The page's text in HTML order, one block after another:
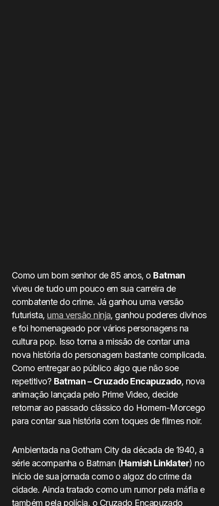
Como um bom senhor de 85 anos, o Batman
viveu de tudo um pouco em sua carreira de
combatente do crime. Já ganhou uma versão
futurista, uma versão ninja, ganhou poderes divinos
e foi homenageado por vários personagens na
cultura pop. Isso torna a missão de contar uma
nova história do personagem bastante complicada.
Como entregar ao público algo que não soe
repetitivo? Batman – Cruzado Encapuzado, nova
animação lançada pelo Prime Video, decide
retornar ao passado clássico do Homem-Morcego
para contar sua história com toques de filmes noir.
Ambientada na Gotham City da década de 1940, a
série acompanha o Batman (Hamish Linklater) no
início de sua jornada como o algoz do crime da
cidade. Ainda tratado como um rumor pela máfia e
também pela polícia, o Cruzado Encapuzado